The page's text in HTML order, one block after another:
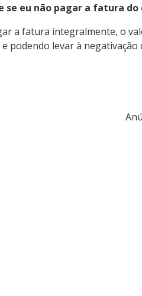
se eu não pagar a fatura
a fatura integralmente, o
podendo levar à negativação